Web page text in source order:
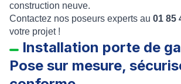
construction neuve.
Contactez nos poseurs experts au 01 85
votre projet !
Installation porte de
Pose sur mesure,